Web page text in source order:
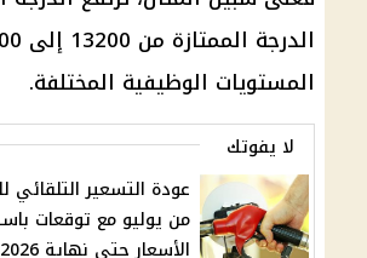
المستويات الوظيفية المختلفة.
لا يفوتك
عودة التسعير التلقائي
من يوليو مع توقعات
الأسعار حتى نهاية 2026